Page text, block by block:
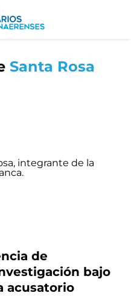
Santa Rosa
de
bajo
acusatorio